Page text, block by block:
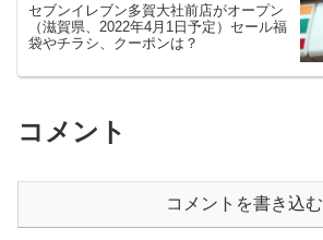
セブンイレブン多賀大社前店がオープン
（滋賀県、2022年4月1日予定）セール福
袋やチラシ、クーポンは？
コメント
コメントを書き込む